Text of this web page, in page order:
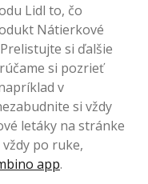
Lidl to, čo
Nátierkové
si ďalšie
si pozrieť
v
si vždy
letáky na stránke
vždy po ruke,
app.